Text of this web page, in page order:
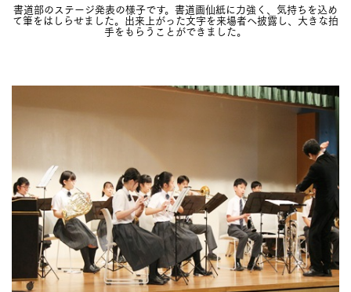
書道部のステージ発表の様子です。書道画仙紙に力強く、気持ちを込め
て筆をはしらせました。出来上がった文字を来場者へ披露し、大きな拍
手をもらうことができました。